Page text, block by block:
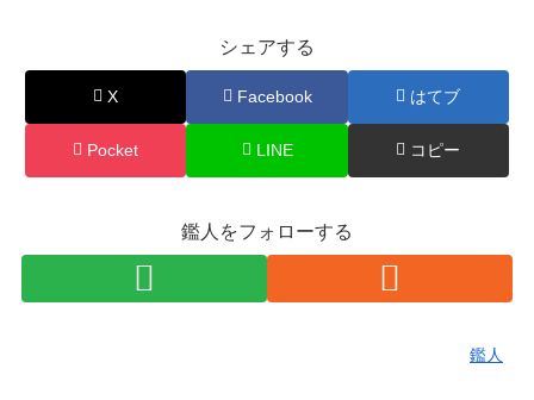
シェアする
X Facebook はてブ
Pocket LINE コピー
鑑人をフォローする
鑑人